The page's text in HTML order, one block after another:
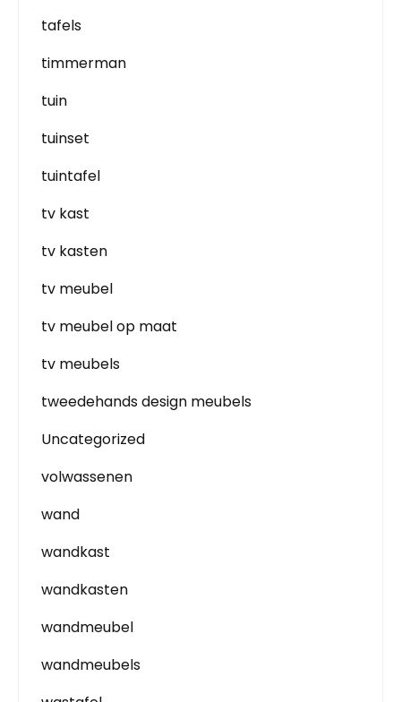
tafels
timmerman
tuin
tuinset
tuintafel
tv kast
tv kasten
tv meubel
tv meubel op maat
tv meubels
tweedehands design meubels
Uncategorized
volwassenen
wand
wandkast
wandkasten
wandmeubel
wandmeubels